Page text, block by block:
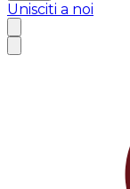
Unisciti a noi